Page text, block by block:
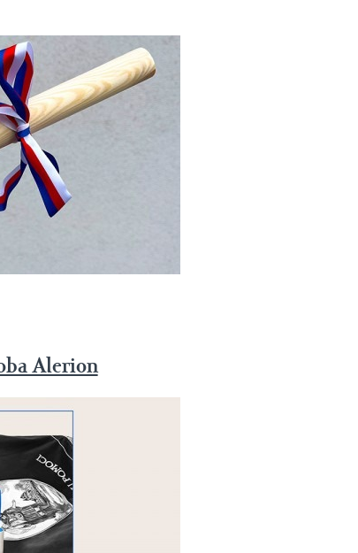
Alerion